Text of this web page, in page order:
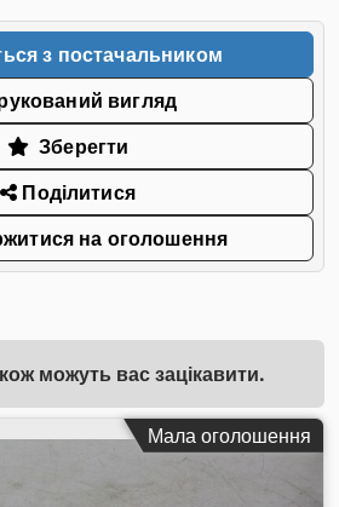
з постачальником
вигляд
Зберегти
Поділитися
на оголошення
можуть вас зацікавити.
Мала оголошення